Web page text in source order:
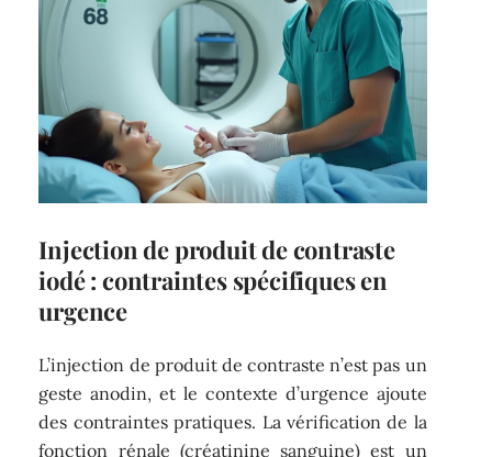
Injection de produit de contraste
iodé : contraintes spécifiques en
urgence
L’injection de produit de contraste n’est pas un
geste anodin, et le contexte d’urgence ajoute
des contraintes pratiques. La vérification de la
fonction rénale (créatinine sanguine) est un